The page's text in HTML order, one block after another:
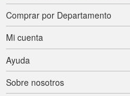
Comprar por Departamento
Mi cuenta
Ayuda
Sobre nosotros